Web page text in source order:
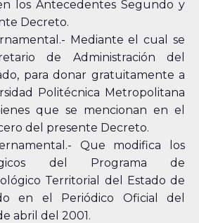
los Antecedentes Segundo y
Decreto.
Mediante el cual se
de Administración del
para donar gratuitamente a
Politécnica Metropolitana
que se mencionan en el
del presente Decreto.
Que modifica los
del Programa de
Territorial del Estado de
en el Periódico Oficial del
abril del 2001.